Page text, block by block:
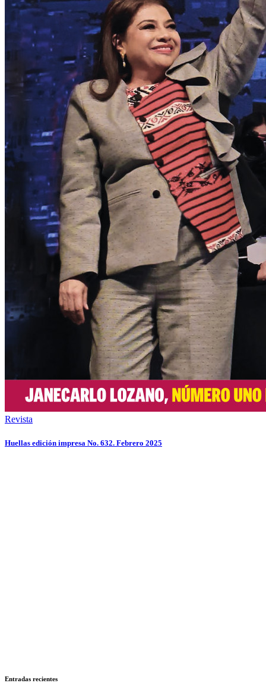
Revista
Huellas edición impresa No. 632. Febrero 2025
Entradas recientes